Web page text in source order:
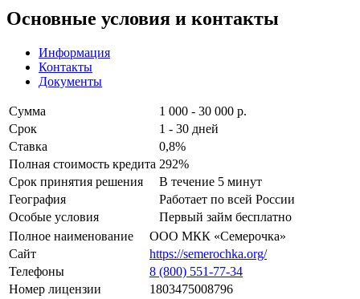
Основные условия и контакты
Информация
Контакты
Документы
Сумма
1 000 - 30 000 р.
Срок
1 - 30 дней
Ставка
0,8%
Полная стоимость кредита 292%
Срок принятия решения
В течение 5 минут
География
Работает по всей России
Особые условия
Первый займ бесплатно
Полное наименование
ООО МКК «Семерочка»
Сайт
https://semerochka.org/
Телефоны
8 (800) 551-77-34
Номер лицензии
1803475008796